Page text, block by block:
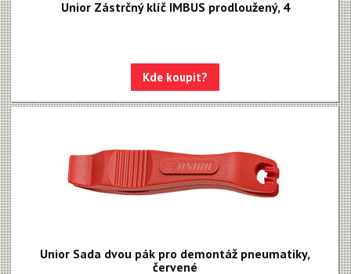
Unior Zástrčný klíč IMBUS prodloužený, 4
Kde koupit?
Unior Sada dvou pák pro demontáž pneumatiky,
červené